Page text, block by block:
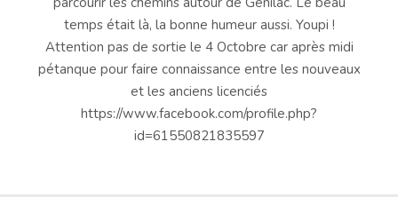
temps était là, la bonne humeur aussi. Youpi !
Attention pas de sortie le 4 Octobre car après midi
pétanque pour faire connaissance entre les nouveaux
et les anciens licenciés
https://www.facebook.com/profile.php?
id=61550821835597